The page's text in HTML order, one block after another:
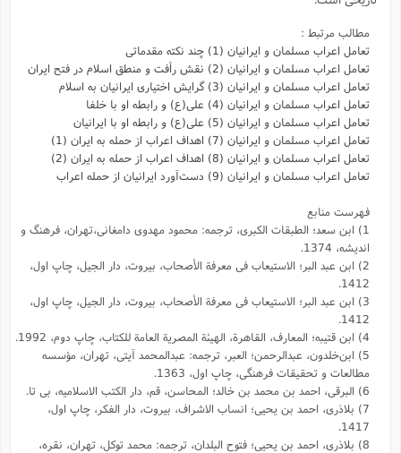
مطالب مرتبط :
تعامل اعراب مسلمان و ایرانیان (1) چند نکته مقدماتی
تعامل اعراب مسلمان و ایرانیان (2) نقش رأفت و منطق اسلام در فتح ایران
تعامل اعراب مسلمان و ایرانیان (3) گرایش اختیاری ایرانیان به اسلام
تعامل اعراب مسلمان و ایرانیان (4) علی(ع) و رابطه او با خلفا
تعامل اعراب مسلمان و ایرانیان (5) علی(ع) و رابطه‌ او با ایرانیان
تعامل اعراب مسلمان و ایرانیان (7) اهداف اعراب از حمله به ایران (1)
تعامل اعراب مسلمان و ایرانیان (8) اهداف اعراب از حمله به ایران (2)
تعامل اعراب مسلمان و ایرانیان (9) دست‌آورد ایرانیان از حمله اعراب
فهرست منابع
1) ابن سعد؛ الطبقات الکبری، ترجمه: محمود مهدوی دامغانی،تهران، فرهنگ و
اندیشه، 1374.
2) ابن عبد البر؛ الاستیعاب فى معرفة الأصحاب، بیروت، دار الجیل، چاپ اول،
1412.
3) ابن عبد البر؛ الاستیعاب فى معرفة الأصحاب، بیروت، دار الجیل، چاپ اول،
1412.
4) ابن قتیبه؛ المعارف، القاهرة، الهیئة المصریة العامة للکتاب، چاپ دوم، 1992.
5) ابن‌خلدون، عبدالرحمن؛ العبر، ترجمه: عبد‌المحمد آیتی، تهران، مؤسسه
مطالعات و تحقیقات فرهنگی، چاپ اول، 1363.
6) البرقی، احمد بن محمد بن خالد؛ المحاسن،‌ قم،‌ دار الکتب الاسلامیه، بی تا.
7) بلاذری، احمد بن یحیی؛ انساب الاشراف، بیروت، دار الفکر، چاپ اول،
1417.
8) بلاذری، احمد بن یحیی؛ فتوح البلدان، ترجمه: محمد توکل، تهران، نقره،